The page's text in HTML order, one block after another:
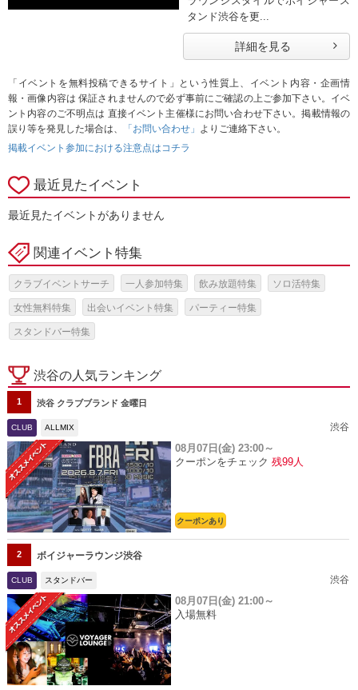
タンド渋谷を更...
詳細を見る
「イベントを無料投稿できるサイト」という性質上、イベント内容・企画情
報・画像内容は 保証されませんので必ず事前にご確認の上ご参加下さい。イベ
ント内容のご不明点は 直接イベント主催様にお問い合わせ下さい。掲載情報の
誤り等を発見した場合は、
「お問い合わせ」 よりご連絡下さい。
掲載イベント参加における注意点はコチラ
最近見たイベント
最近見たイベントがありません
関連イベント特集
クラブイベントサーチ 一人参加特集 飲み放題特集 ソロ活特集
女性無料特集 出会いイベント特集 パーティー特集
スタンドバー特集
渋谷の人気ランキング
1 渋谷 クラブブランド 金曜日
CLUB ALLMIX 渋谷
08月07日(金) 23:00～
クーポンをチェック 残99人
クーポンあり
2 ボイジャーラウンジ渋谷
CLUB スタンドバー 渋谷
08月07日(金) 21:00～
入場無料